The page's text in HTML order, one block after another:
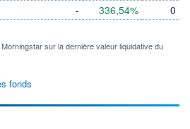
-
336,54%
0
sur la dernière valeur liquidative du
fonds